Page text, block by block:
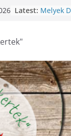
Latest: Melyek
nógrádi
nevelik
Keresik
keresik